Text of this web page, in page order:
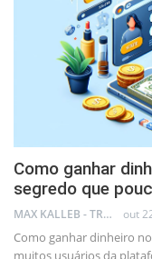
Como ganhar
segredo que
MAX KALLEB - TRADER out
Como ganhar dinheiro
muitos usuários da